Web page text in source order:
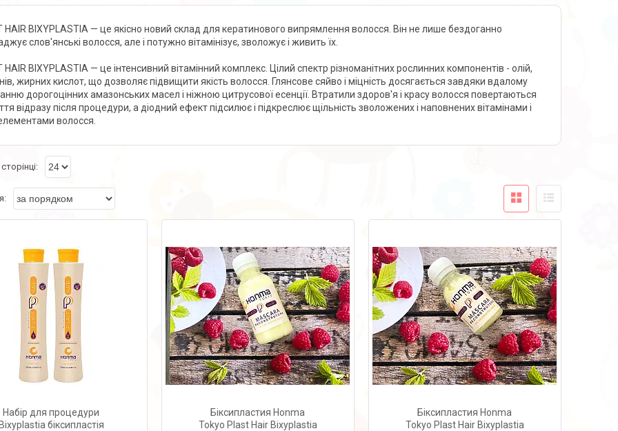
HAIR BIXYPLASTIA — це якісно новий склад для кератинового випрямлення волосся. Він не лише бездоганно
слов'янські волосся, але і потужно вітамінізує, зволожує і живить їх.
HAIR BIXYPLASTIA — це інтенсивний вітамінний комплекс. Цілий спектр різноманітних рослинних компонентів - олій,
жирних кислот, що дозволяє підвищити якість волосся. Глянсове сяйво і міцність досягається завдяки вдалому
дорогоцінних амазонських масел і ніжною цитрусової есенції. Втратили здоров'я і красу волосся повертаються
відразу після процедури, а діодний ефект підсилює і підкреслює щільність зволожених і наповнених вітамінами і
волосся.
Набір для процедури
біксипластія
Біксипластия Honma
Tokyo Plast Hair Bixyplastia
Біксипластия Honma
Tokyo Plast Hair Bixyplastia